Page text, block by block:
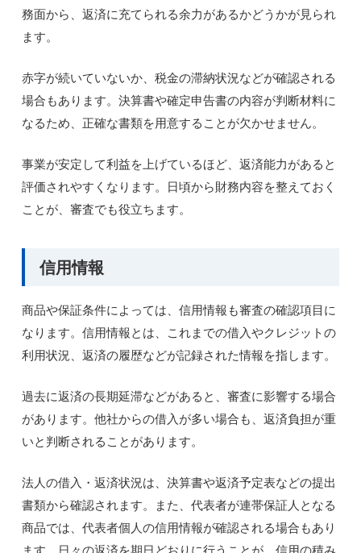
務面から、返済に充てられる余力があるかどうかが見られ
ます。
赤字が続いていないか、税金の滞納状況などが確認される
場合もあります。決算書や確定申告書の内容が判断材料に
なるため、正確な書類を用意することが欠かせません。
事業が安定して利益を上げているほど、返済能力があると
評価されやすくなります。日頃から財務内容を整えておく
ことが、審査でも役立ちます。
信用情報
商品や保証条件によっては、信用情報も審査の確認項目に
なります。信用情報とは、これまでの借入やクレジットの
利用状況、返済の履歴などが記録された情報を指します。
過去に返済の長期延滞などがあると、審査に影響する場合
があります。他社からの借入が多い場合も、返済負担が重
いと判断されることがあります。
法人の借入・返済状況は、決算書や返済予定表などの提出
書類から確認されます。また、代表者が連帯保証人となる
商品では、代表者個人の信用情報が確認される場合もあり